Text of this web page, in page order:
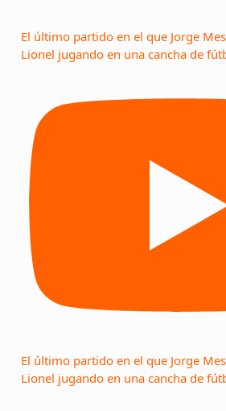
El último partido en el que Jorge
Lionel jugando en una cancha de
El último partido en el que Jorge
Lionel jugando en una cancha de